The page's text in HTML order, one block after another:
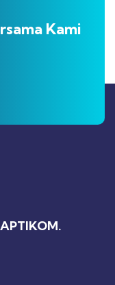
Kami